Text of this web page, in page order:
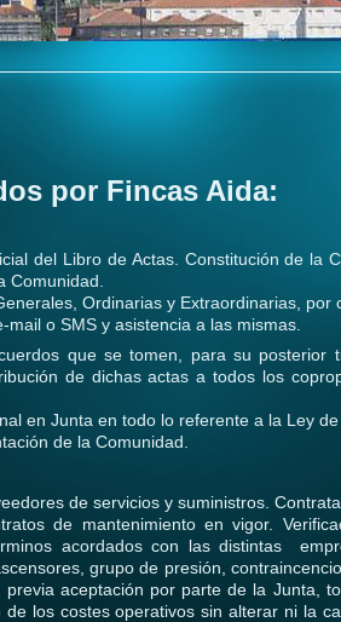
por Fincas Aida:
del Libro de Actas. Constitución de la
Comunidad.
Ordinarias y Extraordinarias, por
mail o SMS y asistencia a las mismas.
que se tomen, para su posterior
de dichas actas a todos los
en Junta en todo lo referente a la Ley
de la Comunidad.
de servicios y suministros.
de mantenimiento en vigor.
acordados con las distintas
grupo de presión,
previa aceptación por parte de la Junta,
los costes operativos sin alterar ni la